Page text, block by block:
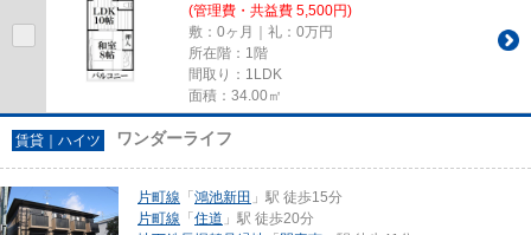
(管理費・共益費 5,500円)
敷：0ヶ月｜礼：0万円
所在階：1階
間取り：1LDK
面積：34.00㎡
賃貸｜ハイツ ワンダーライフ
片町線 「 鴻池新田 」駅 徒歩15分
片町線 「 住道 」駅 徒歩20分